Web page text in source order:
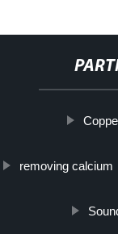
removing calcium